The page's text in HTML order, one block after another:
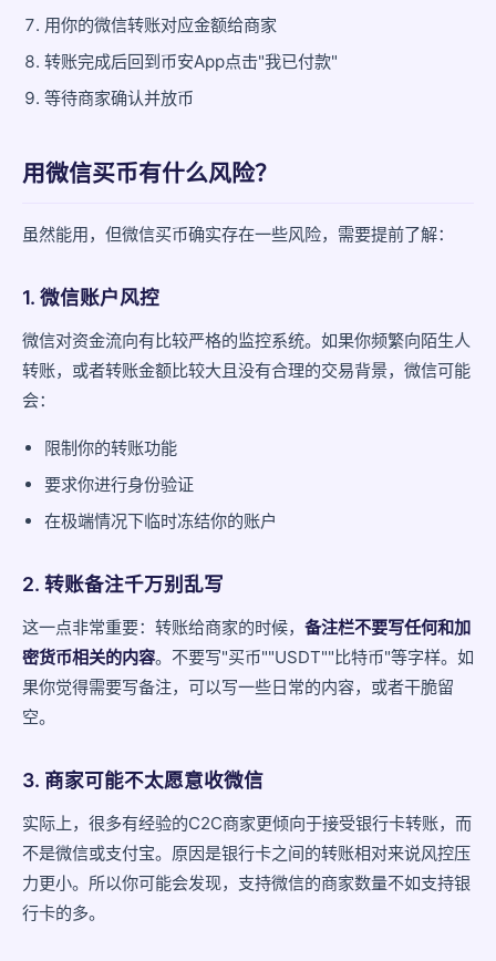
用你的微信转账对应金额给商家
转账完成后回到币安App点击"我已付款"
等待商家确认并放币
用微信买币有什么风险？
虽然能用，但微信买币确实存在一些风险，需要提前了解：
1. 微信账户风控
微信对资金流向有比较严格的监控系统。如果你频繁向陌生人
转账，或者转账金额比较大且没有合理的交易背景，微信可能
会：
限制你的转账功能
要求你进行身份验证
在极端情况下临时冻结你的账户
2. 转账备注千万别乱写
这一点非常重要：转账给商家的时候， 备注栏不要写任何和加
密货币相关的内容。不要写"买币""USDT""比特币"等字样。如
果你觉得需要写备注，可以写一些日常的内容，或者干脆留
空。
3. 商家可能不太愿意收微信
实际上，很多有经验的C2C商家更倾向于接受银行卡转账，而
不是微信或支付宝。原因是银行卡之间的转账相对来说风控压
力更小。所以你可能会发现，支持微信的商家数量不如支持银
行卡的多。